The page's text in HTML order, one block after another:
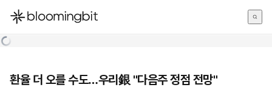
한국어
환율 더 오를 수도…우리銀 "다음주 정점 전망"